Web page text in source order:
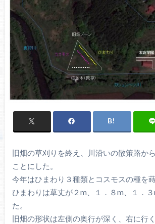
旧畑の草刈りを終え、川沿いの散策路か
ことにした。
今年はひまわり３種類とコスモスの種を蒔
ひまわりは草丈が２m、１．８m、１．
た。
旧畑の形状は左側の奥行が深く、右に行